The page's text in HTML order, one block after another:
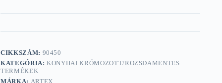
CIKKSZÁM: 90450
KATEGÓRIA:KONYHAI KRÓMOZOTT/ROZSDAMENTES
TERMÉKEK
MÁRKA: ARTEX